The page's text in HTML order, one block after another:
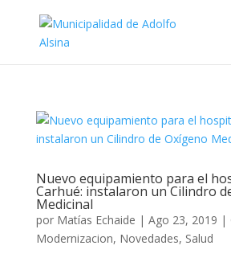
Nuevo equipamiento para el
Carhué: instalaron un Cilindro
Medicinal
por Matías Echaide | Ago 23, 2019 |
Modernizacion, Novedades, Salud